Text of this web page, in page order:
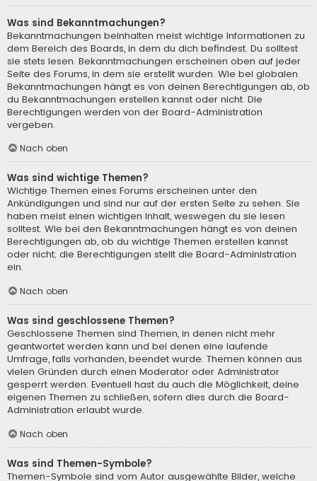
Was sind Bekanntmachungen?
Bekanntmachungen beinhalten meist wichtige Informationen zu
dem Bereich des Boards, in dem du dich befindest. Du solltest
sie stets lesen. Bekanntmachungen erscheinen oben auf jeder
Seite des Forums, in dem sie erstellt wurden. Wie bei globalen
Bekanntmachungen hängt es von deinen Berechtigungen ab, ob
du Bekanntmachungen erstellen kannst oder nicht. Die
Berechtigungen werden von der Board-Administration
vergeben.
Nach oben
Was sind wichtige Themen?
Wichtige Themen eines Forums erscheinen unter den
Ankündigungen und sind nur auf der ersten Seite zu sehen. Sie
haben meist einen wichtigen Inhalt, weswegen du sie lesen
solltest. Wie bei den Bekanntmachungen hängt es von deinen
Berechtigungen ab, ob du wichtige Themen erstellen kannst
oder nicht; die Berechtigungen stellt die Board-Administration
ein.
Nach oben
Was sind geschlossene Themen?
Geschlossene Themen sind Themen, in denen nicht mehr
geantwortet werden kann und bei denen eine laufende
Umfrage, falls vorhanden, beendet wurde. Themen können aus
vielen Gründen durch einen Moderator oder Administrator
gesperrt werden. Eventuell hast du auch die Möglichkeit, deine
eigenen Themen zu schließen, sofern dies durch die Board-
Administration erlaubt wurde.
Nach oben
Was sind Themen-Symbole?
Themen-Symbole sind vom Autor ausgewählte Bilder, welche